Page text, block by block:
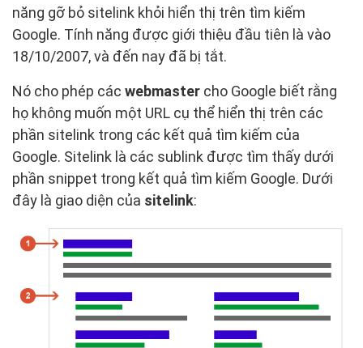
năng gỡ bỏ sitelink khỏi hiển thị trên tìm kiếm
Google. Tính năng được giới thiệu đầu tiên là vào
18/10/2007, và đến nay đã bị tắt.
Nó cho phép các webmaster cho Google biết rằng
họ không muốn một URL cụ thể hiển thị trên các
phần sitelink trong các kết quả tìm kiếm của
Google. Sitelink là các sublink được tìm thấy dưới
phần snippet trong kết quả tìm kiếm Google. Dưới
đây là giao diện của sitelink: